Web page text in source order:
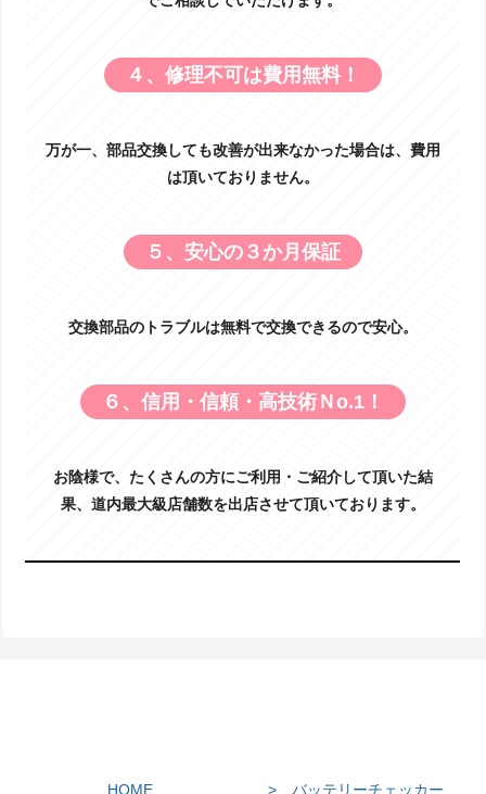
４、修理不可は費用無料！
万が一、部品交換しても改善が出来なかった場合は、費用
は頂いておりません。
５、安心の３か月保証
交換部品のトラブルは無料で交換できるので安心。
６、信用・信頼・高技術Ｎo.1！
お陰様で、たくさんの方にご利用・ご紹介して頂いた結
果、道内最大級店舗数を出店させて頂いております。
HOME > バッテリーチェッカー